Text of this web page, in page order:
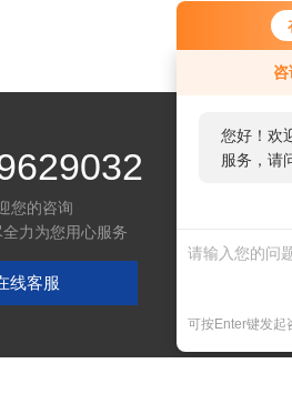
咨
您好！欢
服务，请
可按Enter键发起
您的咨询
力为您用心服务
线客服